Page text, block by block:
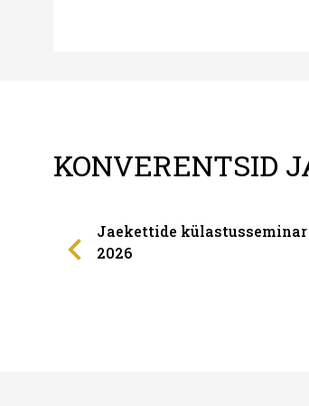
KONVERENTSID
Jaekettide külastusseminar
2026